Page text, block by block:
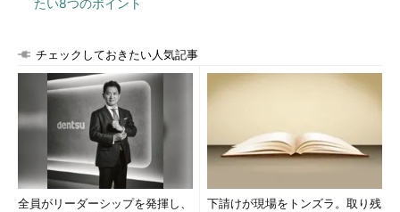
たい8つのポイント
チェックしておきたい人気記事
全員がリーダーシップを発揮し、
下請けが現場をトンズラ。取り残